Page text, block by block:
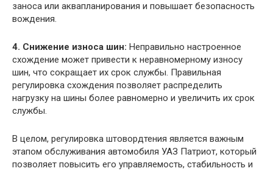
заноса или аквапланирования и повышает безопасность
вождения.
4. Снижение износа шин: Неправильно настроенное
схождение может привести к неравномерному износу
шин, что сокращает их срок службы. Правильная
регулировка схождения позволяет распределить
нагрузку на шины более равномерно и увеличить их срок
службы.
В целом, регулировка штовордтения является важным
этапом обслуживания автомобиля УАЗ Патриот, который
позволяет повысить его управляемость, стабильность и